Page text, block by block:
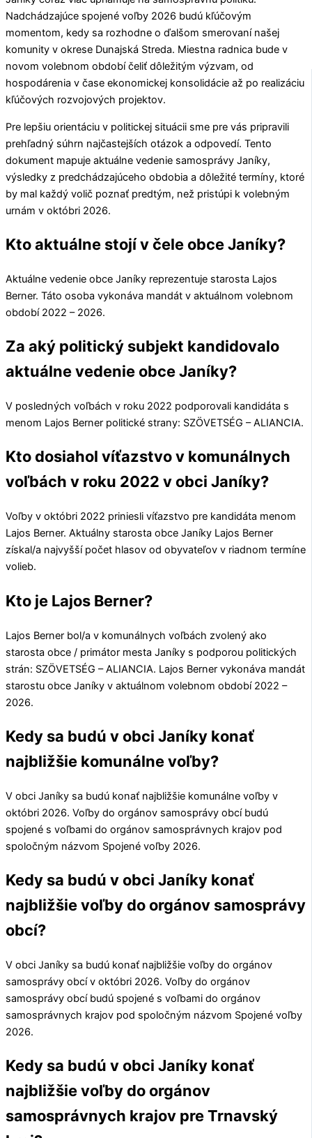
Nadchádzajúce spojené voľby 2026 budú kľúčovým
momentom, kedy sa rozhodne o ďalšom smerovaní našej
komunity v okrese Dunajská Streda. Miestna radnica bude v
novom volebnom období čeliť dôležitým výzvam, od
hospodárenia v čase ekonomickej konsolidácie až po realizáciu
kľúčových rozvojových projektov.
Pre lepšiu orientáciu v politickej situácii sme pre vás pripravili
prehľadný súhrn najčastejších otázok a odpovedí. Tento
dokument mapuje aktuálne vedenie samosprávy Janíky,
výsledky z predchádzajúceho obdobia a dôležité termíny, ktoré
by mal každý volič poznať predtým, než pristúpi k volebným
urnám v októbri 2026.
Kto aktuálne stojí v čele obce Janíky?
Aktuálne vedenie obce Janíky reprezentuje starosta Lajos
Berner. Táto osoba vykonáva mandát v aktuálnom volebnom
období 2022 – 2026.
Za aký politický subjekt kandidovalo
aktuálne vedenie obce Janíky?
V posledných voľbách v roku 2022 podporovali kandidáta s
menom Lajos Berner politické strany: SZÖVETSÉG – ALIANCIA.
Kto dosiahol víťazstvo v komunálnych
voľbách v roku 2022 v obci Janíky?
Voľby v októbri 2022 priniesli víťazstvo pre kandidáta menom
Lajos Berner. Aktuálny starosta obce Janíky Lajos Berner
získal/a najvyšší počet hlasov od obyvateľov v riadnom termíne
volieb.
Kto je Lajos Berner?
Lajos Berner bol/a v komunálnych voľbách zvolený ako
starosta obce / primátor mesta Janíky s podporou politických
strán: SZÖVETSÉG – ALIANCIA. Lajos Berner vykonáva mandát
starostu obce Janíky v aktuálnom volebnom období 2022 –
2026.
Kedy sa budú v obci Janíky konať
najbližšie komunálne voľby?
V obci Janíky sa budú konať najbližšie komunálne voľby v
októbri 2026. Voľby do orgánov samosprávy obcí budú
spojené s voľbami do orgánov samosprávnych krajov pod
spoločným názvom Spojené voľby 2026.
Kedy sa budú v obci Janíky konať
najbližšie voľby do orgánov samosprávy
obcí?
V obci Janíky sa budú konať najbližšie voľby do orgánov
samosprávy obcí v októbri 2026. Voľby do orgánov
samosprávy obcí budú spojené s voľbami do orgánov
samosprávnych krajov pod spoločným názvom Spojené voľby
2026.
Kedy sa budú v obci Janíky konať
najbližšie voľby do orgánov
samosprávnych krajov pre Trnavský